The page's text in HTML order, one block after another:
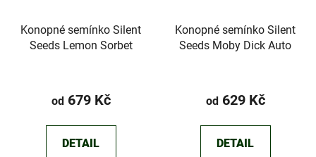
Konopné semínko Silent
Seeds Lemon Sorbet
hodnocení
je
4,0
od679 Kč
DETAIL
Konopné semínko Silent
Seeds Moby Dick Auto
od629 Kč
DETAIL